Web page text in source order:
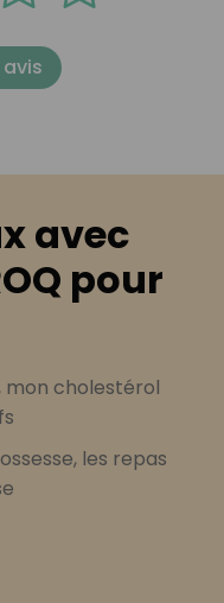
avec
pour
cholestérol
les repas